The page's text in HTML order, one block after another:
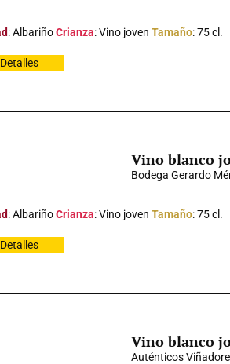
: AlbariñoCrianza: Vino joven Tamaño: 75 cl.
Detalles
Vino blanco
Bodega Gerardo
: AlbariñoCrianza: Vino joven Tamaño: 75 cl.
Detalles
Vino blanco
Auténticos